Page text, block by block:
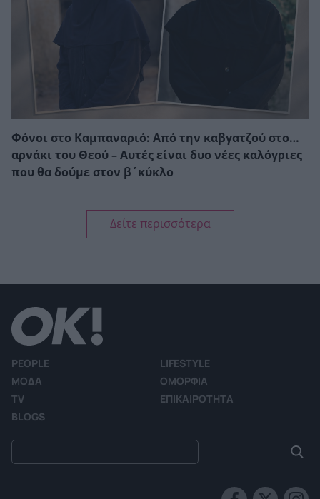
Φόνοι στο Καμπαναριό: Από την καβγατζού στο…
αρνάκι του Θεού – Αυτές είναι δυο νέες καλόγριες
που θα δούμε στον β΄κύκλο
Δείτε περισσότερα
PEOPLE
LIFESTYLE
ΜΟΔΑ
ΟΜΟΡΦΙΑ
TV
ΕΠΙΚΑΙΡΟΤΗΤΑ
BLOGS